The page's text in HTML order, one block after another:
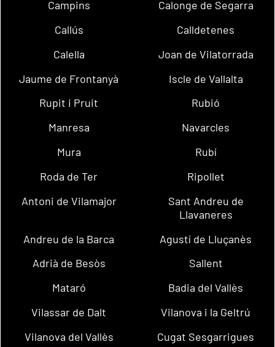
Campins
Calonge de Segarra
Callús
Calldetenes
Calella
Joan de Vilatorrada
Jaume de Frontanyà
Iscle de Vallalta
Rupit i Pruit
Rubió
Manresa
Navarcles
Mura
Rubí
Roda de Ter
Ripollet
Antoni de Vilamajor
Sant Andreu de
Llavaneres
Andreu de la Barca
Agustí de Lluçanès
Adrià de Besòs
Sallent
Mataró
Badia del Vallès
Vilassar de Dalt
Vilanova i la Geltrú
Vilanova del Vallès
Cugat Sesgarrigues